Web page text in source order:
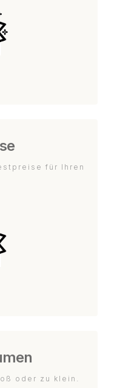
für Ihren
oder zu klein.